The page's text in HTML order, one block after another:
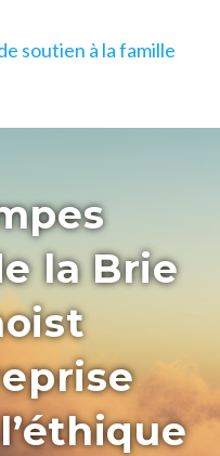
soutien à la famille
la Brie